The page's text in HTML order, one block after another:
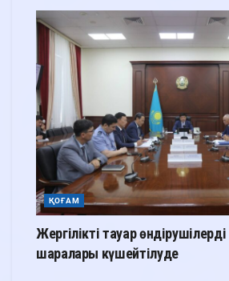
ҚОҒАМ
Жергілікті тауар
шаралары күшейтілуде